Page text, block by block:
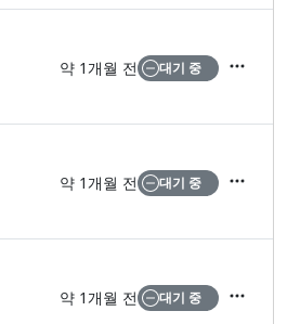
약 1개월 전 대기 중
약 1개월 전 대기 중
약 1개월 전 대기 중